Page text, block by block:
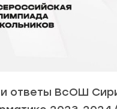
ответы ВсОШ